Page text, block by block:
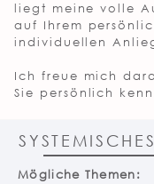
liegt meine volle
auf Ihrem
individuellen
Ich freue mich
Sie persönlich
Mögliche Themen: